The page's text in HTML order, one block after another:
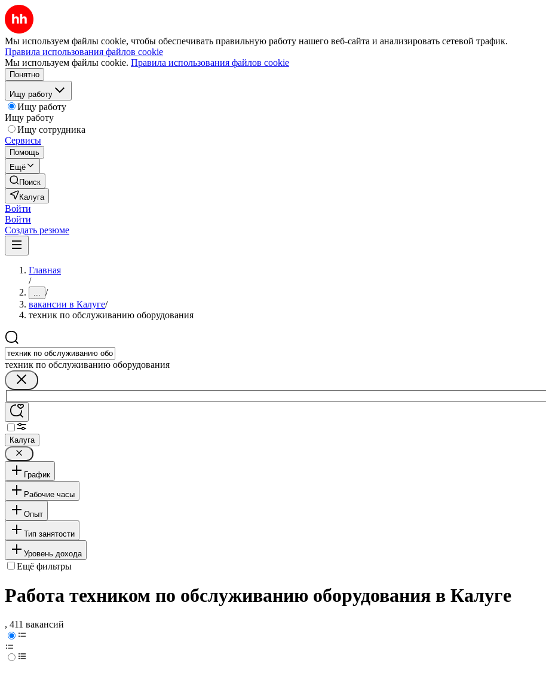
Мы используем файлы cookie, чтобы обеспечивать правильную работу нашего веб-сайта и анализировать сетевой трафик.
Правила использования файлов cookie
Мы используем файлы cookie. Правила использования файлов cookie
Понятно
Ищу работу
Ищу работу
Ищу работу
Ищу сотрудника
Сервисы
Помощь
Ещё
Поиск
Калуга
Войти
Войти
Создать резюме
Главная
/
... /
вакансии в Калуге/
техник по обслуживанию оборудования
техник по обслуживанию оборудования
Калуга
График
Рабочие часы
Опыт
Тип занятости
Уровень дохода
Ещё фильтры
Работа техником по обслуживанию оборудования в Калуге
, 411 вакансий